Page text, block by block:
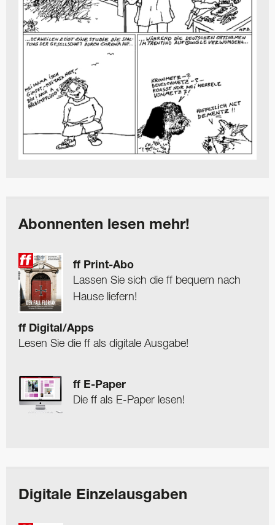
Abonnenten lesen mehr!
ff Print-Abo
Lassen Sie sich die ff bequem nach
Hause liefern!
ff Digital/Apps
Lesen Sie die ff als digitale Ausgabe!
ff E-Paper
Die ff als E-Paper lesen!
Digitale Einzelausgaben